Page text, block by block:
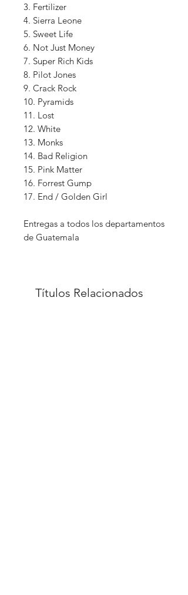
3. Fertilizer
4. Sierra Leone
5. Sweet Life
6. Not Just Money
7. Super Rich Kids
8. Pilot Jones
9. Crack Rock
10. Pyramids
11. Lost
12. White
13. Monks
14. Bad Religion
15. Pink Matter
16. Forrest Gump
17. End / Golden Girl
Entregas a todos los departamentos
de Guatemala
Títulos Relacionados